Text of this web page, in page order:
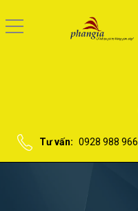
Tư vấn: 0928 988 966